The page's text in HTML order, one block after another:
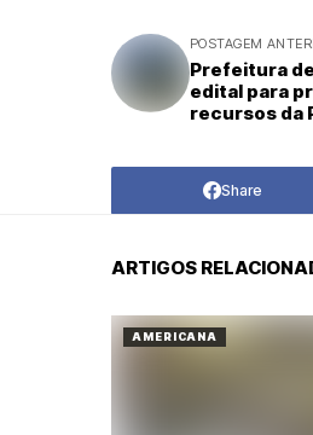
POSTAGEM
Prefeitura
edital para
recursos da
Share
ARTIGOS
AMERICANA